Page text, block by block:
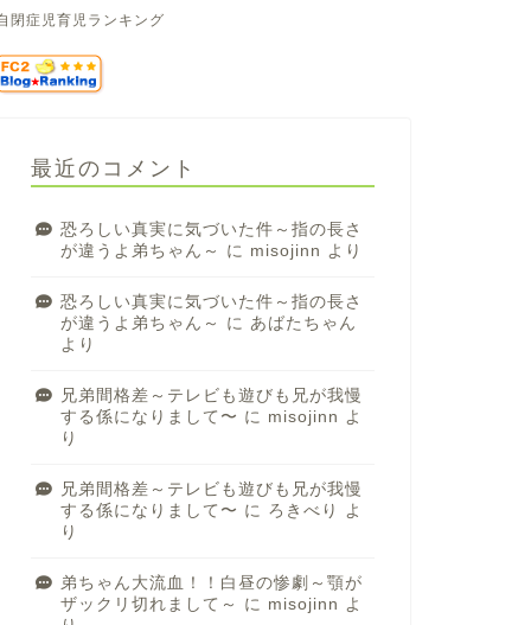
閉症児育児ランキング
最近のコメント
恐ろしい真実に気づいた件～指の長さ
が違うよ弟ちゃん～
に misojinn より
恐ろしい真実に気づいた件～指の長さ
が違うよ弟ちゃん～
に あばたちゃん
より
兄弟間格差～テレビも遊びも兄が我慢
する係になりまして〜 に misojinn よ
り
兄弟間格差～テレビも遊びも兄が我慢
する係になりまして〜 に ろきべり
よ
り
弟ちゃん大流血！！白昼の惨劇～顎が
ザックリ切れまして～
に misojinn よ